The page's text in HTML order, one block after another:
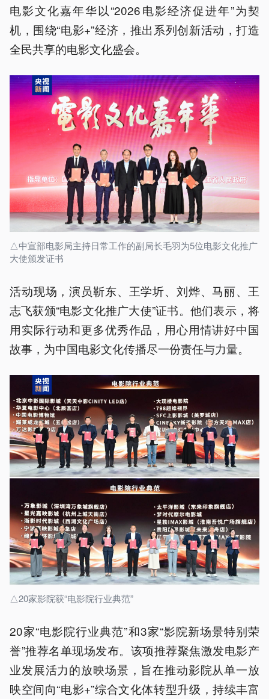
电影文化嘉年华以“2026电影经济促进年”为契
机，围绕“电影+”经济，推出系列创新活动，打造
全民共享的电影文化盛会。
△中宣部电影局主持日常工作的副局长毛羽为5位电影文化推广
大使颁发证书
活动现场，演员靳东、王学圻、刘烨、马丽、王
志飞获颁“电影文化推广大使”证书。他们表示，将
用实际行动和更多优秀作品，用心用情讲好中国
故事，为中国电影文化传播尽一份责任与力量。
△20家影院获“电影院行业典范”
20家“电影院行业典范”和3家“影院新场景特别荣
誉”推荐名单现场发布。该项推荐聚焦激发电影产
业发展活力的放映场景，旨在推动影院从单一放
映空间向“电影+”综合文化体转型升级，持续丰富